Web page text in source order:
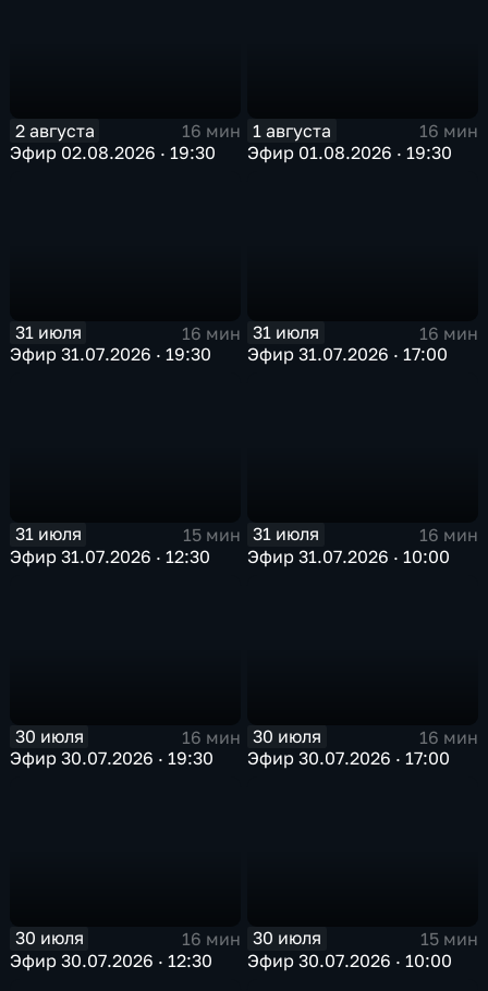
2 августа
16 мин
Эфир 02.08.2026 · 19:30
1 августа
16 мин
Эфир 01.08.2026 · 19:30
31 июля
16 мин
Эфир 31.07.2026 · 19:30
31 июля
16 мин
Эфир 31.07.2026 · 17:00
31 июля
15 мин
Эфир 31.07.2026 · 12:30
31 июля
16 мин
Эфир 31.07.2026 · 10:00
30 июля
16 мин
Эфир 30.07.2026 · 19:30
30 июля
16 мин
Эфир 30.07.2026 · 17:00
30 июля
16 мин
Эфир 30.07.2026 · 12:30
30 июля
15 мин
Эфир 30.07.2026 · 10:00